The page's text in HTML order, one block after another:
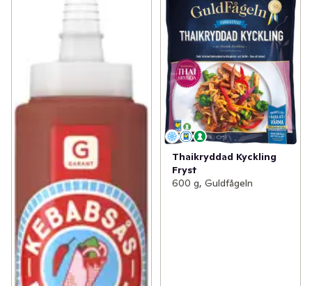
Thaikryddad Kyckling
Fryst
600 g, Guldfågeln